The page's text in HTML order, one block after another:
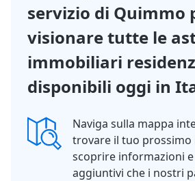
servizio di Quimmo
visionare tutte le
immobiliari
disponibili oggi in
Naviga sulla mappa
trovare il tuo prossimo
scoprire informazioni e
aggiuntivi che i nostri